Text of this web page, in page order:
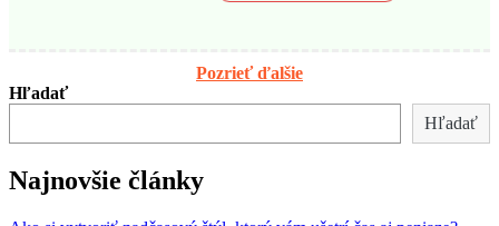
Pozrieť ďalšie
Hľadať
Hľadať
Najnovšie články